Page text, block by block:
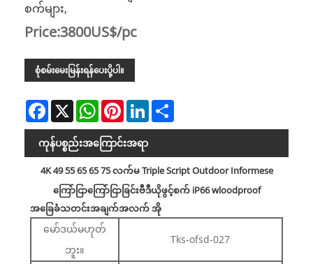
စက်များ,
Price:3800US$/pc
စုံစမ်းမေးမြန်းရန်ပေးပို့ပါ။
Facebook
X WhatsAppPinterestLinkedIn
ကုန်ပစ္စည်းအကြောင်းအရာ
4K 49 55 65 65 75 လက်မ Triple Script Outdoor Informese
ကြော်ငြာကြော်ငြာခြင်းဗီဒီယိုဖွင့်စက် iP66 wloodproof
အခြေခံသတင်းအချက်အလက်အို
မော်ဒယ်မဟုတ်
ဘူး။
Tks-ofsd-027